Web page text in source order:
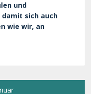
und
damit sich auch
wie wir, an